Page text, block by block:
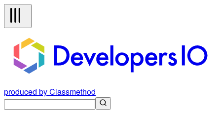
produced by Classmethod